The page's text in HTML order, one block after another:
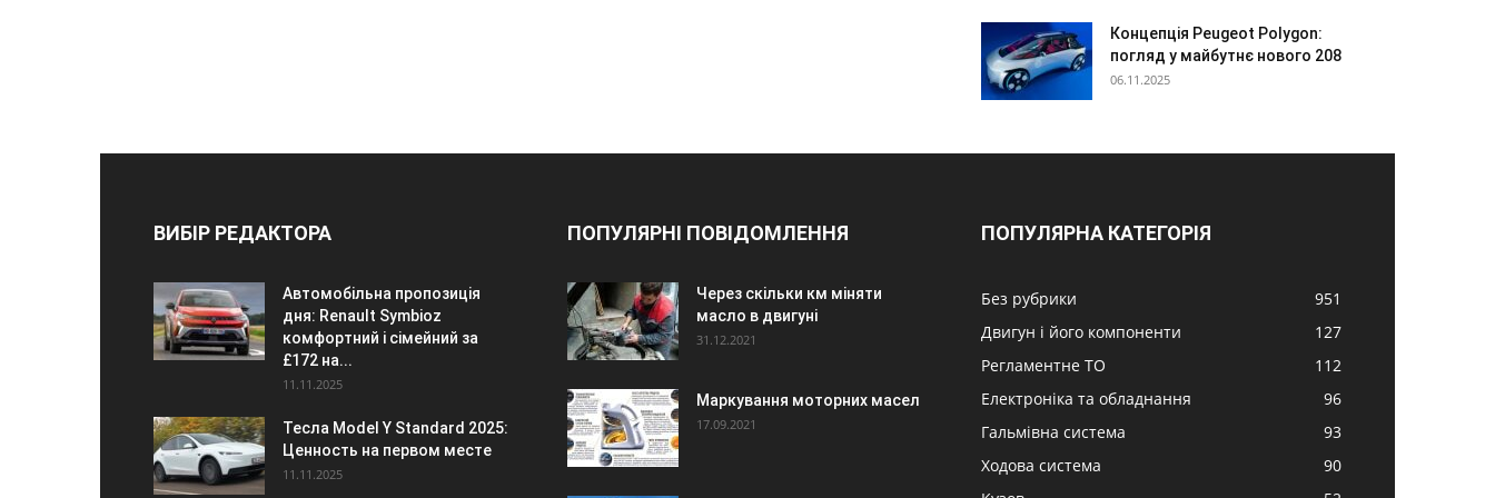
Концепція Peugeot Polygon:
погляд у майбутнє нового 208
06.11.2025
ВИБІР РЕДАКТОРА
Автомобільна пропозиція
дня: Renault Symbioz
комфортний і сімейний за
£172 на...
11.11.2025
Тесла Model Y Standard 2025:
Ценность на первом месте
11.11.2025
ПОПУЛЯРНІ ПОВІДОМЛЕННЯ
Через скільки км міняти
масло в двигуні
31.12.2021
Маркування моторних масел
17.09.2021
ПОПУЛЯРНА КАТЕГОРІЯ
Без рубрики
951
Двигун і його компоненти
127
Регламентне ТО
112
Електроніка та обладнання
96
Гальмівна система
93
Ходова система
90